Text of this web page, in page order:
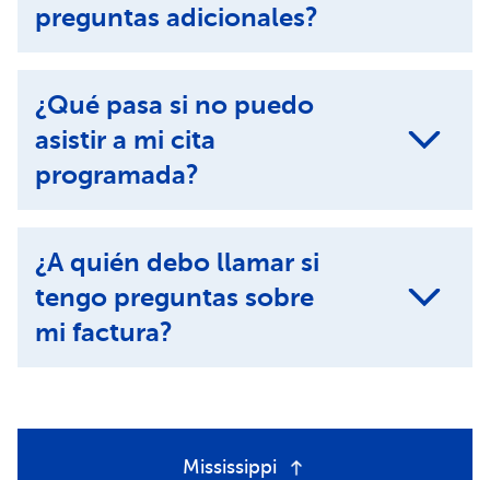
preguntas adicionales?
¿Qué pasa si no puedo
asistir a mi cita
programada?
¿A quién debo llamar si
tengo preguntas sobre
mi factura?
Mississippi